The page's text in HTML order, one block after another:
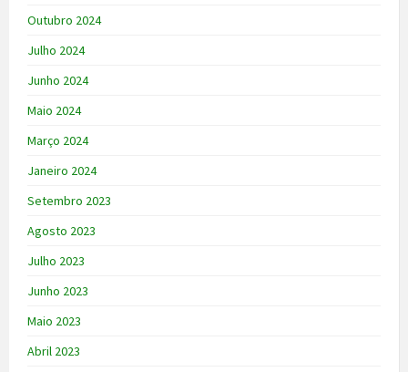
Outubro 2024
Julho 2024
Junho 2024
Maio 2024
Março 2024
Janeiro 2024
Setembro 2023
Agosto 2023
Julho 2023
Junho 2023
Maio 2023
Abril 2023